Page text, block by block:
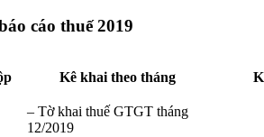
cáo thuế 2019
Kê khai theo tháng
– Tờ khai thuế GTGT tháng
12/2019